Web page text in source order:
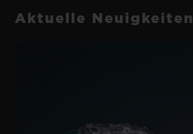
Aktuelle Neuigkeiten